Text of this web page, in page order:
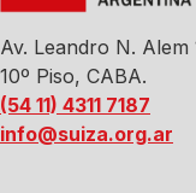
Av. Leandro N. Alem
10º Piso, CABA.
(54 11) 4311 7187
info@suiza.org.ar